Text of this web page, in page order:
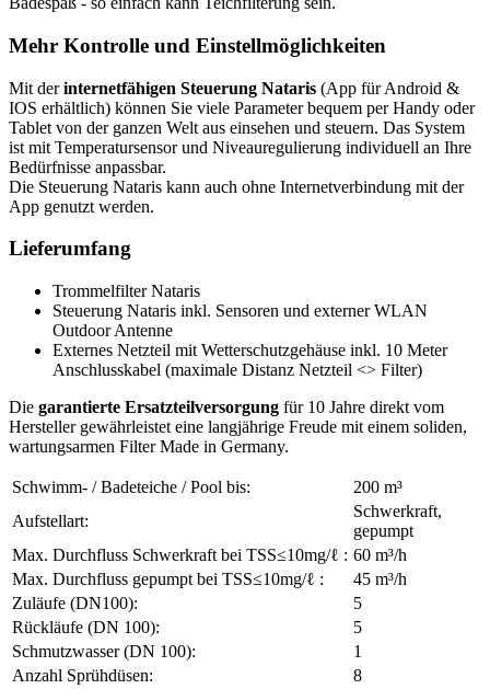
Mehr Kontrolle und Einstellmöglichkeiten
Mit derinternetfähigen Steuerung Nataris (App für Android &
IOS erhältlich) können Sie viele Parameter bequem per Handy oder
Tablet von der ganzen Welt aus einsehen und steuern. Das System
ist mit Temperatursensor und Niveauregulierung individuell an Ihre
Bedürfnisse anpassbar.
Die Steuerung Nataris kann auch ohne Internetverbindung mit der
App genutzt werden.
Lieferumfang
Trommelfilter Nataris
Steuerung Nataris inkl. Sensoren und externer WLAN
Outdoor Antenne
Externes Netzteil mit Wetterschutzgehäuse inkl. 10 Meter
Anschlusskabel (maximale Distanz Netzteil <> Filter)
Die garantierte Ersatzteilversorgung für 10 Jahre direkt vom
Hersteller gewährleistet eine langjährige Freude mit einem soliden,
wartungsarmen Filter Made in Germany.
Schwimm- / Badeteiche / Pool bis:
200 m³
Aufstellart:
Schwerkraft,
gepumpt
Max. Durchfluss Schwerkraft bei TSS≤10mg/ℓ : 60 m³/h
Max. Durchfluss gepumpt bei TSS≤10mg/ℓ :
45 m³/h
Zuläufe (DN100):
5
Rückläufe (DN 100):
5
Schmutzwasser (DN 100):
1
Anzahl Sprühdüsen:
8